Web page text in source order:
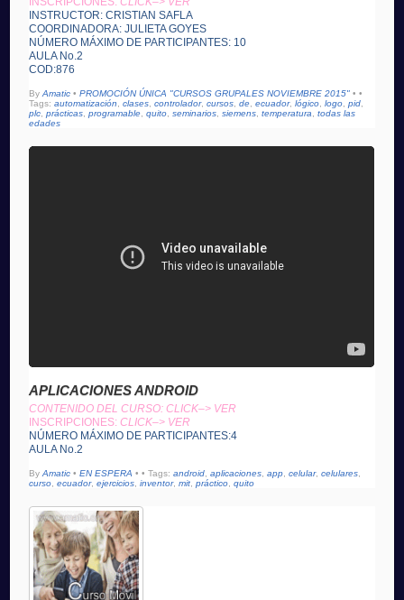
INSTRUCTOR: CRISTIAN SAFLA
COORDINADORA: JULIETA GOYES
NÚMERO MÁXIMO DE PARTICIPANTES: 10
AULA No.2
COD:876
ByAmatic • PROMOCIÓN ÚNICA "CURSOS GRUPALES NOVIEMBRE 2015" • •
Tags:automatización,clases,controlador,cursos,de,ecuador,lógico,logo,pid,
plc,prácticas,programable,quito,seminarios,siemens,temperatura,todas las
edades
APLICACIONES ANDROID
CONTENIDO DEL CURSO: CLICK–> VER
INSCRIPCIONES:CLICK–> VER
NÚMERO MÁXIMO DE PARTICIPANTES:4
AULA No.2
ByAmatic • EN ESPERA • • Tags:android ,aplicaciones ,app ,celular,celulares
curso ,ecuador,ejercicios ,inventor,mit ,práctico ,quito